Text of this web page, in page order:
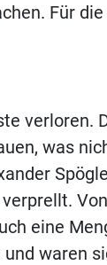
Für
verloren.
was
eine
waren